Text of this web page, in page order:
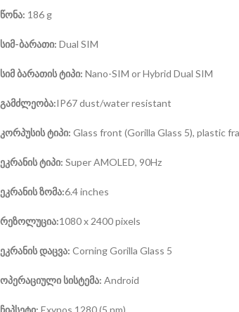
წონა: 186 g
სიმ-ბარათი: Dual SIM
სიმ ბარათის ტიპი: Nano-SIM or Hybrid Dual SIM
გამძლეობა:IP67 dust/water resistant
კორპუსის ტიპი: Glass front (Gorilla Glass 5), plastic
ეკრანის ტიპი: Super AMOLED, 90Hz
ეკრანის ზომა:6.4 inches
რეზოლუცია:1080 x 2400 pixels
ეკრანის დაცვა: Corning Gorilla Glass 5
ოპერაციული სისტემა: Android
ჩიპსეტი: Exynos 1280 (5 nm)